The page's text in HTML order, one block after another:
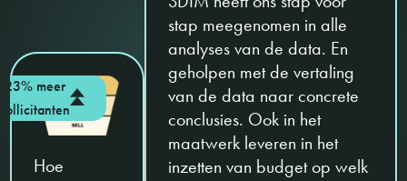
23% meer
sollicitanten
Hoe
stap meegenomen in alle
analyses van de data. En
geholpen met de vertaling
van de data naar concrete
conclusies. Ook in het
maatwerk leveren in het
inzetten van budget op welk